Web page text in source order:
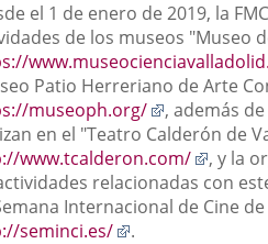
el 1 de enero de 2019, la
de los museos "Museo
Patio Herreriano de Arte
museoph.org/
Enlace
a
una
aplicación
externa.
, además
en el "Teatro Calderón de
www.tcalderon.com/
Enlace
a
una
, y la
relacionadas con
Internacional de Cine de
seminci.es/
Enlace
.